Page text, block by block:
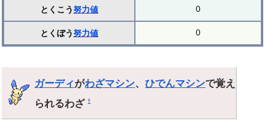
とくこう努力値 0
とくぼう努力値 0
ガーディがわざマシン、ひでんマシンで覚え
られるわざ†